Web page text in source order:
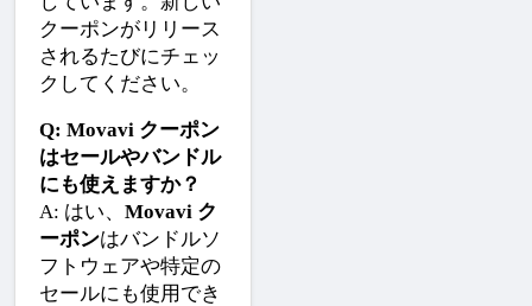
クーポンがリリース
されるたびにチェッ
クしてください。
Q: Movavi クーポン
はセールやバンドル
にも使えますか？
A: はい、 Movavi ク
ーポンはバンドルソ
フトウェアや特定の
セールにも使用でき